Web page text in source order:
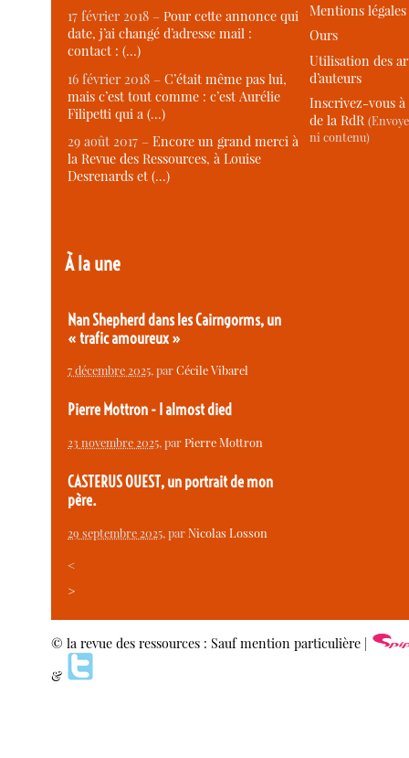
17 février 2018 –Pour cette annonce qui
date, j’ai changé d’adresse mail :
contact : (…)
16 février 2018 –C’était même pas lui,
mais c’est tout comme : c’est Aurélie
Filipetti qui a (…)
29 août 2017 –Encore un grand merci à
la Revue des Ressources, à Louise
Desrenards et (…)
À la une
Nan Shepherd dans les Cairngorms, un
« trafic amoureux »
7 décembre 2025, parCécile Vibarel
Pierre Mottron - I almost died
23 novembre 2025, parPierre Mottron
CASTERUS OUEST, un portrait de mon
père.
29 septembre 2025, parNicolas Losson
<
>
Mentions légales
Ours
Utilisation des
d’auteurs
Inscrivez-vous
de la RdR
ni contenu)
© la revue des ressources : Sauf mention particulière |
&